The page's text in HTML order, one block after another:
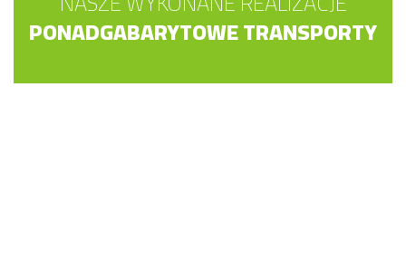
PONADGABARYTOWE TRANSPORTY